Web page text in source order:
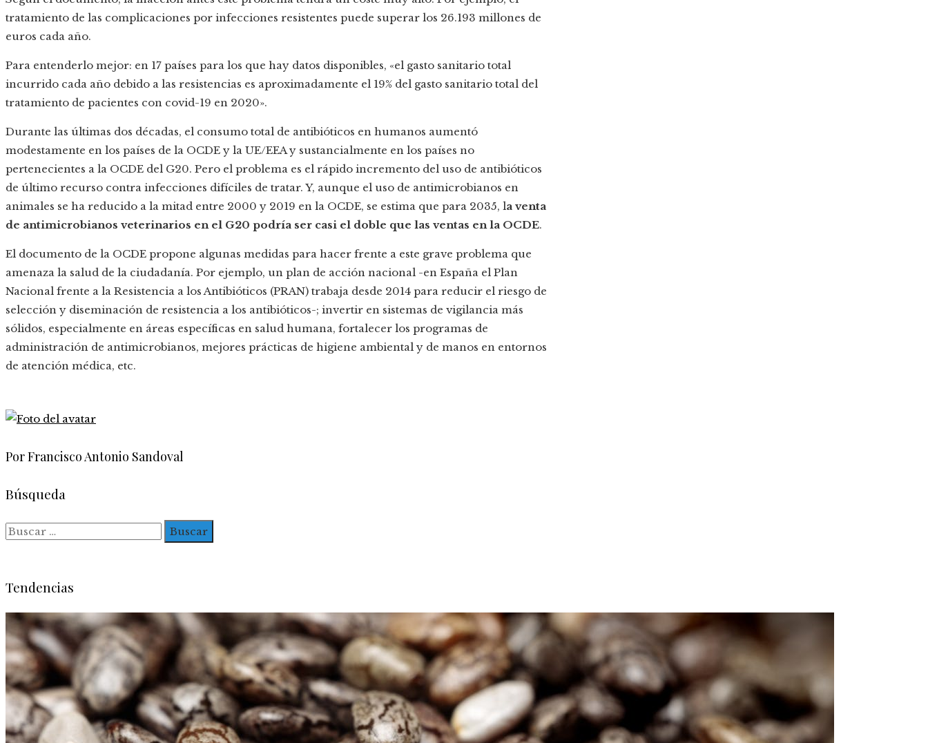
tratamiento de las complicaciones por infecciones resistentes puede superar los 26.193 millones de
euros cada año.
Para entenderlo mejor: en 17 países para los que hay datos disponibles, «el gasto sanitario total
incurrido cada año debido a las resistencias es aproximadamente el 19% del gasto sanitario total del
tratamiento de pacientes con covid-19 en 2020».
Durante las últimas dos décadas, el consumo total de antibióticos en humanos aumentó
modestamente en los países de la OCDE y la UE/EEA y sustancialmente en los países no
pertenecientes a la OCDE del G20. Pero el problema es el rápido incremento del uso de antibióticos
de último recurso contra infecciones difíciles de tratar. Y, aunque el uso de antimicrobianos en
animales se ha reducido a la mitad entre 2000 y 2019 en la OCDE, se estima que para 2035, la venta
de antimicrobianos veterinarios en el G20 podría ser casi el doble que las ventas en la OCDE.
El documento de la OCDE propone algunas medidas para hacer frente a este grave problema que
amenaza la salud de la ciudadanía. Por ejemplo, un plan de acción nacional -en España el Plan
Nacional frente a la Resistencia a los Antibióticos (PRAN) trabaja desde 2014 para reducir el riesgo de
selección y diseminación de resistencia a los antibióticos-; invertir en sistemas de vigilancia más
sólidos, especialmente en áreas específicas en salud humana, fortalecer los programas de
administración de antimicrobianos, mejores prácticas de higiene ambiental y de manos en entornos
de atención médica, etc.
Por Francisco Antonio Sandoval
Búsqueda
Buscar:
Tendencias